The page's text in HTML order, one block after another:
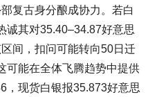
复古身分酿成协力。若白
诚其对35.40–34.87好意思
间，扣问可能转向50日迁
可能在全体飞腾趋势中提供
，现货白银报35.873好意思